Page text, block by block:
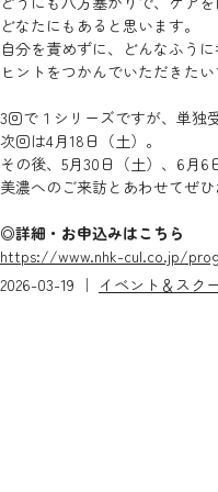
どなたにもあると思います。
自分を責めずに、どんなふうに
ヒントをつかんでいただきたい
3回で１シリーズですが、単独
次回は4月18日（土）。
その後、5月30日（土）、6月6
美濃へのご来訪とあわせてぜひ
◎詳細・お申込みはこちら
https://www.nhk-cul.co.jp/prog
2026-03-19 ｜ イベント＆スク